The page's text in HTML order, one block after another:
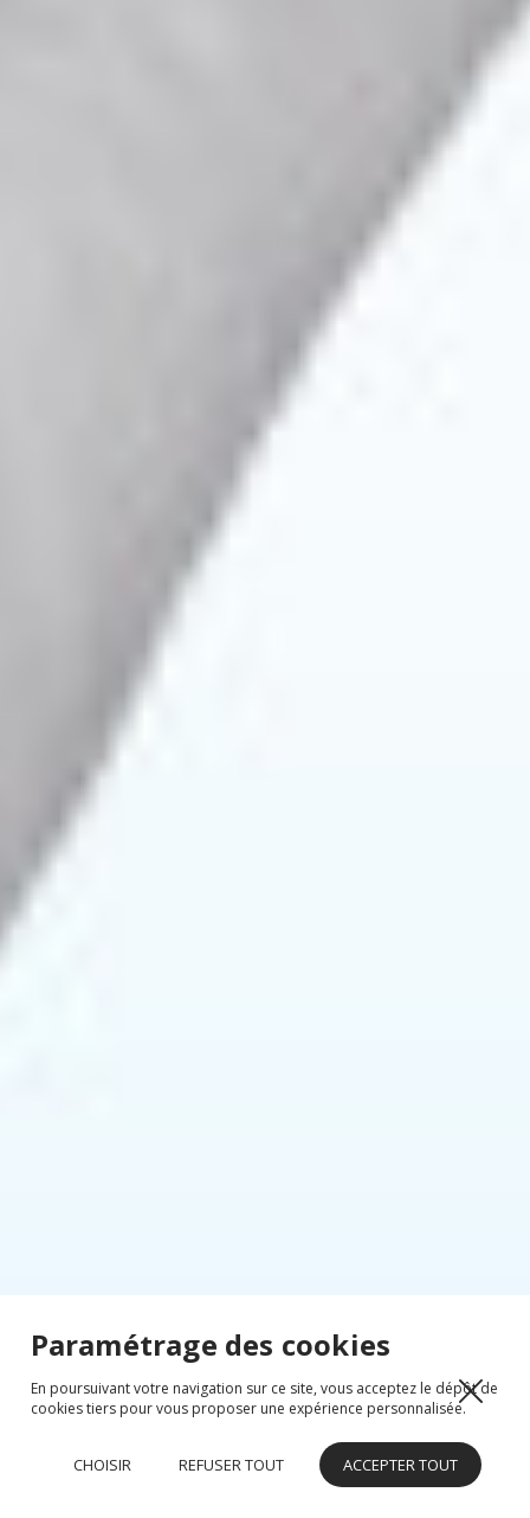
Paramétrage des cookies
En poursuivant votre navigation sur ce site, vous acceptez le dépôt de
cookies tiers pour vous proposer une expérience personnalisée.
CHOISIR REFUSER TOUT ACCEPTER TOUT